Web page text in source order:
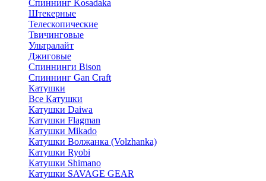
Спиннинг Kosadaka
Штекерные
Телескопические
Твичинговые
Ультралайт
Джиговые
Спиннинги Bison
Спиннинг Gan Craft
Катушки
Все Катушки
Катушки Daiwa
Катушки Flagman
Катушки Mikado
Катушки Волжанка (Volzhanka)
Катушки Ryobi
Катушки Shimano
Катушки SAVAGE GEAR